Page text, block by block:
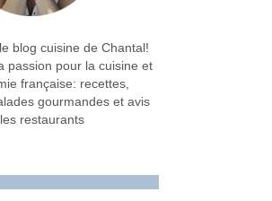
blog cuisine de Chantal!
passion pour la cuisine et
française: recettes,
gourmandes et avis
restaurants